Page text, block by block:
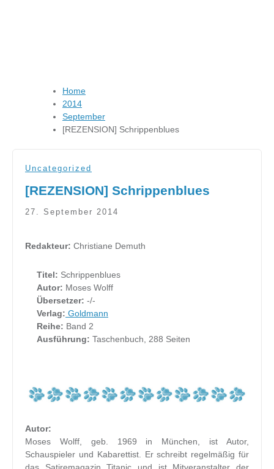
Home
2014
September
[REZENSION] Schrippenblues
Uncategorized
[REZENSION] Schrippenblues
27. September 2014
Redakteur: Christiane Demuth
Titel: Schrippenblues
Autor: Moses Wolff
Übersetzer: -/-
Verlag: Goldmann
Reihe: Band 2
Ausführung: Taschenbuch, 288 Seiten
Autor:
Moses Wolff, geb. 1969 in München, ist Autor,
Schauspieler und Kabarettist. Er schreibt regelmäßig für
das Satiremagazin Titanic und ist Mitveranstalter der